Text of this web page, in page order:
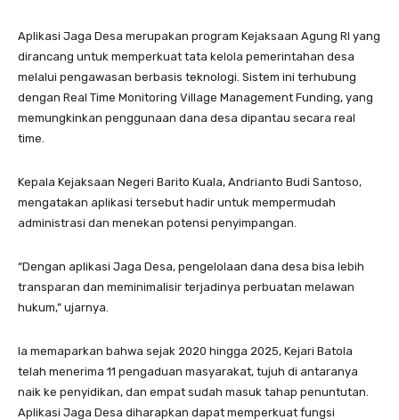
Aplikasi Jaga Desa merupakan program Kejaksaan Agung RI yang
dirancang untuk memperkuat tata kelola pemerintahan desa
melalui pengawasan berbasis teknologi. Sistem ini terhubung
dengan Real Time Monitoring Village Management Funding, yang
memungkinkan penggunaan dana desa dipantau secara real
time.
Kepala Kejaksaan Negeri Barito Kuala, Andrianto Budi Santoso,
mengatakan aplikasi tersebut hadir untuk mempermudah
administrasi dan menekan potensi penyimpangan.
“Dengan aplikasi Jaga Desa, pengelolaan dana desa bisa lebih
transparan dan meminimalisir terjadinya perbuatan melawan
hukum,” ujarnya.
Ia memaparkan bahwa sejak 2020 hingga 2025, Kejari Batola
telah menerima 11 pengaduan masyarakat, tujuh di antaranya
naik ke penyidikan, dan empat sudah masuk tahap penuntutan.
Aplikasi Jaga Desa diharapkan dapat memperkuat fungsi